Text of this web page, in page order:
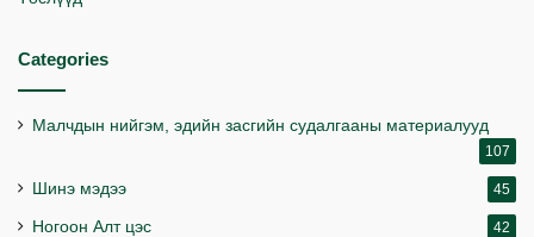
Categories
Малчдын нийгэм, эдийн засгийн судалгааны материалууд
107
Шинэ мэдээ 45
Ногоон Алт цэс 42